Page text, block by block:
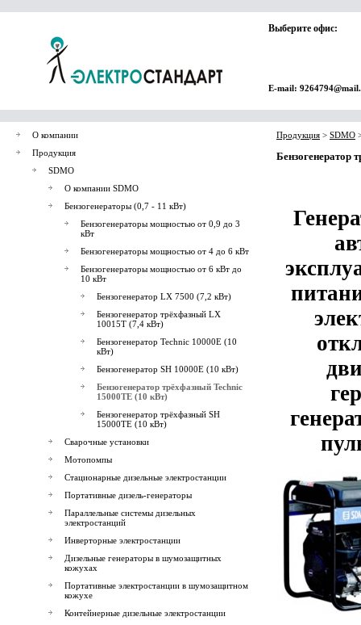
Выберите офис:
E-mail:
О компании
Продукция
SDMO
О компании SDMO
Бензогенераторы (0,7 - 11 кВт)
Бензогенераторы мощностью от 0,9 до 3
кВт
Бензогенераторы мощностью от 4 до 6 кВт
Бензогенераторы мощностью от 6 кВт до
10 кВт
Бензогенератор LX 7500 (7,2 кВт)
Бензогенератор трёхфазный LX
10015T (7,4 кВт)
Бензогенератор Technic 10000E (10
кВт)
Бензогенератор SH 10000E (10 кВт)
Бензогенератор трёхфазный Technic
15000TE (10 кВт)
Бензогенератор трёхфазный SH
15000TE (10 кВт)
Сварочные установки
Мотопомпы
Стационарные дизельные электростанции
Портативные дизель-генераторы
Параллельные системы дизельных
электростанций
Инверторные электростанции
Дизельные генераторы в шумозащитных
кожухах
Портативные электростанции в шумозащитном
кожухе
Контейнерные дизельные электростанции
Продукция > SDMO
Бензогенератор